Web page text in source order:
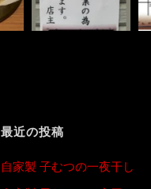
最近の投稿
自家製 子むつの一夜干し